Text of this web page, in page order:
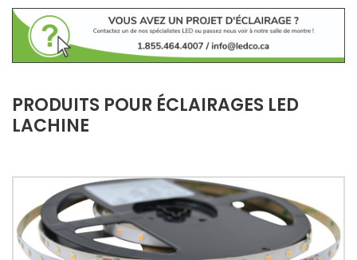
PRODUITS POUR ÉCLAIRAGES LED
LACHINE